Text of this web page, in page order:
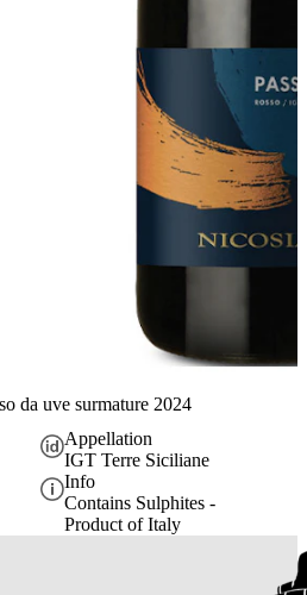
da uve surmature 2024
Appellation
IGT Terre Siciliane
Info
Contains Sulphites -
Product of Italy